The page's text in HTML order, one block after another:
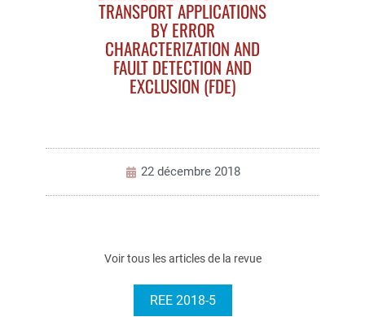
TRANSPORT APPLICATIONS
BY ERROR
CHARACTERIZATION AND
FAULT DETECTION AND
EXCLUSION (FDE)
22 décembre 2018
Voir tous les articles de la revue
REE 2018-5